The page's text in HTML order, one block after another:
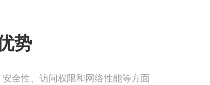
势
全性、访问权限和网络性能等方面